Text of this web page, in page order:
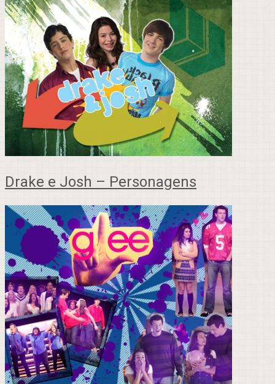
Drake e Josh – Personagens